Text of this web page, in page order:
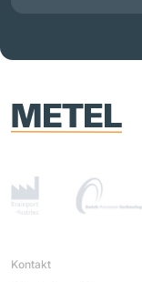
Kontakt